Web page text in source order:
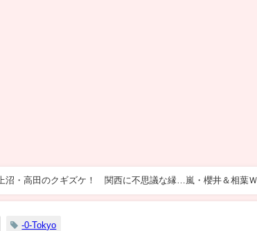
上沼・高田のクギズケ！ 関西に不思議な縁…嵐・櫻井＆相葉
-0-Tokyo